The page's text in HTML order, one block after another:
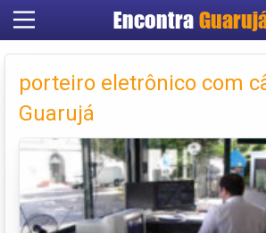
Encontra
Cadastrar
Criar conta
porteiro eletrônico com
Guarujá